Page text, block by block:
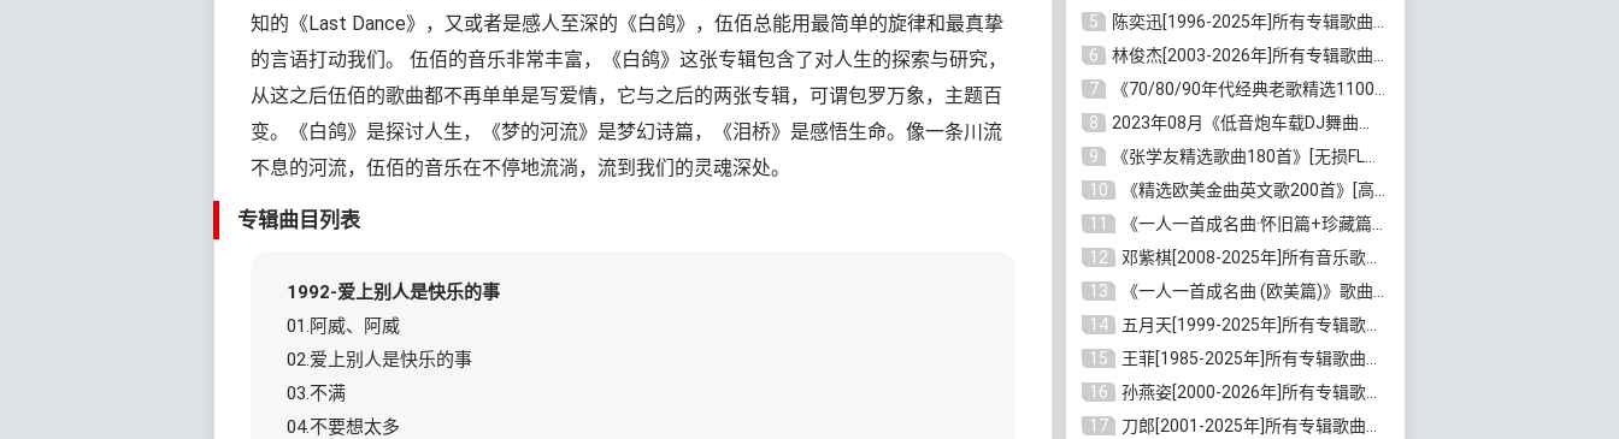
知的《Last Dance》，又或者是感人至深的《白鸽》，伍佰总能用最简单的旋律和最真挚
的言语打动我们。 伍佰的音乐非常丰富，《白鸽》这张专辑包含了对人生的探索与研究，
从这之后伍佰的歌曲都不再单单是写爱情，它与之后的两张专辑，可谓包罗万象，主题百
变。《白鸽》是探讨人生，《梦的河流》是梦幻诗篇，《泪桥》是感悟生命。像一条川流
不息的河流，伍佰的音乐在不停地流淌，流到我们的灵魂深处。
专辑曲目列表
1992-爱上别人是快乐的事
01.阿威、阿威
02.爱上别人是快乐的事
03.不满
04.不要想太多
5
陈奕迅[1996-2025年]所有专辑歌曲合集[无损FLAC/MP3/48.18GB]百度云网盘下载
6
林俊杰[2003-2026年]所有专辑歌曲全集[无损FLAC/MP3/13.05GB]百度云网盘下载
7
《70/80/90年代经典老歌精选1100首》[高品质MP3/320K/10GB]百度云网盘下载
8
2023年08月《低音炮车载DJ舞曲排行360首》劲爆歌曲合集[高品质MP3/320K/2.86GB]百度云网盘下载
9
《张学友精选歌曲180首》[无损FLAC/MP3/6.26GB]百度云网盘下载
10
《精选欧美金曲英文歌200首》[高品质MP3/320K/1.81GB]百度云网盘下载
11
《一人一首成名曲·怀旧篇+珍藏篇4CD》[无损WAV/DTS+高品质MP3/6.88GB]百度云网盘下载
12
邓紫棋[2008-2025年]所有音乐歌曲合集[无损FLAC/MP3/8.99GB]百度云网盘下载
13
《一人一首成名曲 (欧美篇)》歌曲合集打包[无损WAV/MP3/6.13GB]百度云网盘下载
14
五月天[1999-2025年]所有专辑歌曲合集打包[无损FLAC/MP3/23.84GB]百度云网盘下载
15
王菲[1985-2025年]所有专辑歌曲合集[无损FLAC/WAV/APE分轨+MP3/23.06GB]百度云网盘下载
16
孙燕姿[2000-2026年]所有专辑歌曲合集[无损FLAC/MP3/9.73GB]百度云网盘下载
17
刀郎[2001-2025年]所有专辑歌曲合集打包[无损FLAC/MP3/8.91GB]百度云网盘下载